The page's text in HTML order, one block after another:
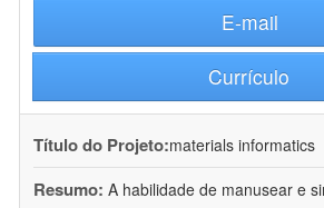
E-mail
Currículo
Título do Projeto:materials informatics
Resumo: A habilidade de manusear e